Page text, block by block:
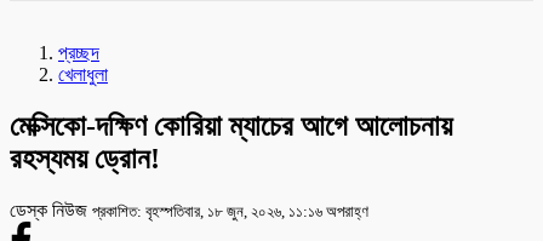
প্রচ্ছদ
খেলাধুলা
মেক্সিকো-দক্ষিণ কোরিয়া ম্যাচের আগে আলোচনায়
রহস্যময় ড্রোন!
ডেস্ক নিউজ প্রকাশিত: বৃহস্পতিবার, ১৮ জুন, ২০২৬, ১১:১৬ অপরাহ্ণ